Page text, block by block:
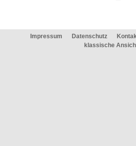
Impressum Datenschutz
klassische